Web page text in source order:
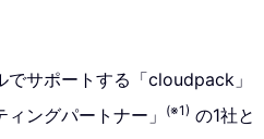
サポートする「cloudpack」
ングパートナー」
(※1) の1社と